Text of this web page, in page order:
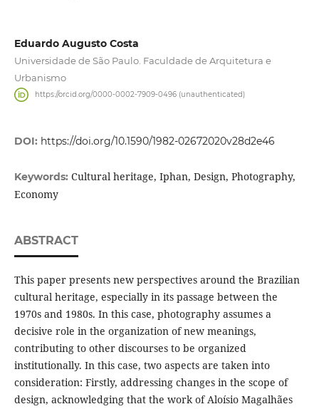
Eduardo Augusto Costa
Universidade de São Paulo. Faculdade de Arquitetura e
Urbanismo
https://orcid.org/0000-0002-7909-0496 (unauthenticated)
DOI: https://doi.org/10.1590/1982-02672020v28d2e46
Keywords: Cultural heritage, Iphan, Design, Photography,
Economy
ABSTRACT
This paper presents new perspectives around the Brazilian
cultural heritage, especially in its passage between the
1970s and 1980s. In this case, photography assumes a
decisive role in the organization of new meanings,
contributing to other discourses to be organized
institutionally. In this case, two aspects are taken into
consideration: Firstly, addressing changes in the scope of
design, acknowledging that the work of Aloísio Magalhães